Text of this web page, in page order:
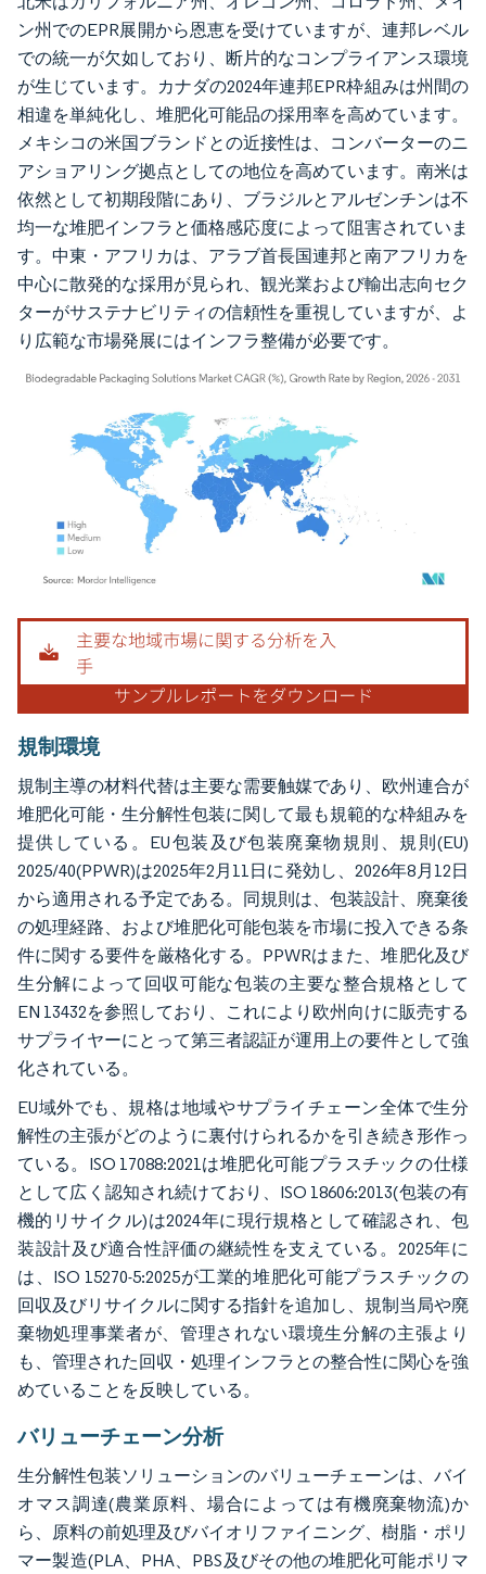
ン州でのEPR展開から恩恵を受けていますが、連邦レベル
での統一が欠如しており、断片的なコンプライアンス環境
が生じています。カナダの2024年連邦EPR枠組みは州間の
相違を単純化し、堆肥化可能品の採用率を高めています。
メキシコの米国ブランドとの近接性は、コンバーターのニ
アショアリング拠点としての地位を高めています。南米は
依然として初期段階にあり、ブラジルとアルゼンチンは不
均一な堆肥インフラと価格感応度によって阻害されていま
す。中東・アフリカは、アラブ首長国連邦と南アフリカを
中心に散発的な採用が見られ、観光業および輸出志向セク
ターがサステナビリティの信頼性を重視していますが、よ
り広範な市場発展にはインフラ整備が必要です。
画像 © Mordor Intelligence。再利用にはCC BY 4.0の表示が必要です。
規制環境
規制主導の材料代替は主要な需要触媒であり、欧州連合が
堆肥化可能・生分解性包装に関して最も規範的な枠組みを
提供している。EU包装及び包装廃棄物規則、規則(EU)
2025/40(PPWR)は2025年2月11日に発効し、2026年8月12日
から適用される予定である。同規則は、包装設計、廃棄後
の処理経路、および堆肥化可能包装を市場に投入できる条
件に関する要件を厳格化する。PPWRはまた、堆肥化及び
生分解によって回収可能な包装の主要な整合規格として
EN 13432を参照しており、これにより欧州向けに販売する
サプライヤーにとって第三者認証が運用上の要件として強
化されている。
EU域外でも、規格は地域やサプライチェーン全体で生分
解性の主張がどのように裏付けられるかを引き続き形作っ
ている。ISO 17088:2021は堆肥化可能プラスチックの仕様
として広く認知され続けており、ISO 18606:2013(包装の有
機的リサイクル)は2024年に現行規格として確認され、包
装設計及び適合性評価の継続性を支えている。2025年に
は、ISO 15270-5:2025が工業的堆肥化可能プラスチックの
回収及びリサイクルに関する指針を追加し、規制当局や廃
棄物処理事業者が、管理されない環境生分解の主張より
も、管理された回収・処理インフラとの整合性に関心を強
めていることを反映している。
バリューチェーン分析
生分解性包装ソリューションのバリューチェーンは、バイ
オマス調達(農業原料、場合によっては有機廃棄物流)か
ら、原料の前処理及びバイオリファイニング、樹脂・ポリ
マー製造(PLA、PHA、PBS及びその他の堆肥化可能ポリマ